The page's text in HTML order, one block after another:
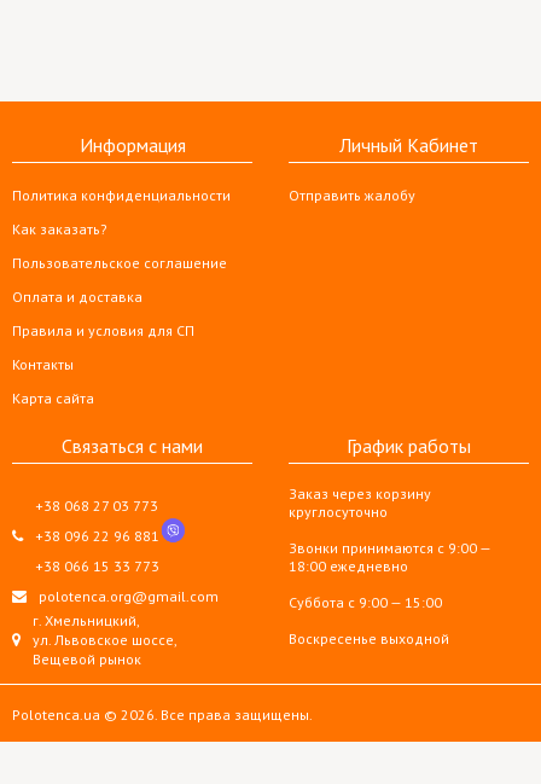
Информация
Политика конфиденциальности
Как заказать?
Пользовательское соглашение
Оплата и доставка
Правила и условия для СП
Контакты
Карта сайта
Личный Кабинет
Отправить жалобу
Связаться с нами
+38 068 27 03 773
+38 096 22 96 881
+38 066 15 33 773
polotenca.org@gmail.com
г. Хмельницкий,
ул. Львовское шоссе,
Вещевой рынок
График работы
Заказ через корзину
круглосуточно
Звонки принимаются с 9:00 —
18:00 ежедневно
Суббота с 9:00 — 15:00
Воскресенье выходной
Polotenca.ua © 2026. Все права защищены.